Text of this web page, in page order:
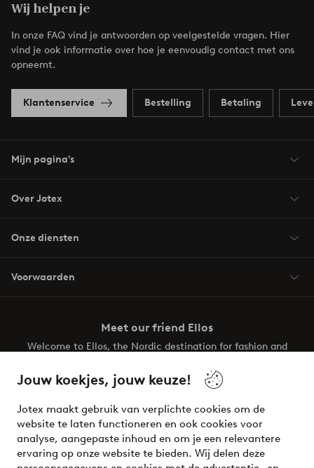
Jouw koekjes, jouw keuze!
Jotex maakt gebruik van verplichte cookies om de
website te laten functioneren en ook cookies voor
analyse, aangepaste inhoud en om je een relevantere
ervaring op onze website te bieden. Wij delen deze
Wij helpen je
In onze FAQ vind je antwoorden op veelgestelde vragen. Hier
vind je ook informatie over hoe je eenvoudig contact met ons
opneemt.
Klantenservice Bestelling Betaling
Mijn pagina's
Over Jotex
Onze diensten
Voorwaarden
Meet our friend Ellos
Welcome to Ellos, the Nordic destination for fashion and
your wardrobe. Your next inspiring look is here!